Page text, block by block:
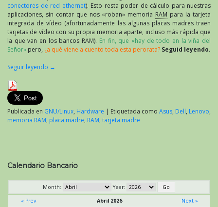
conectores de red ethernet). Esto resta poder de cálculo para nuestras
aplicaciones, sin contar que nos «roban» memoria RAM para la tarjeta
integrada de vídeo (afortunadamente las algunas placas madres traen
tarjetas de vídeo con su propia memoria aparte, incluso más rápida que
la que van en los bancos RAM). En fin, que «hay de todo en la viña del
Señor» pero, ¿a qué viene a cuento toda esta perorata? Seguid leyendo.
Seguir leyendo →
Publicada en GNU/Linux, Hardware | Etiquetada como Asus, Dell, Lenovo,
memoria RAM, placa madre, RAM, tarjeta madre
Calendario Bancario
Month:
Year:
« Prev
Abril 2026 Next »